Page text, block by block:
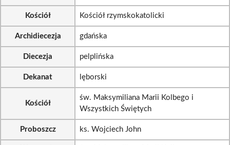
Kościół Kościół rzymskokatolicki
Archidiecezja gdańska
Diecezja pelplińska
Dekanat lęborski
Kościół
św. Maksymiliana Marii Kolbego i
Wszystkich Świętych
Proboszcz ks. Wojciech John